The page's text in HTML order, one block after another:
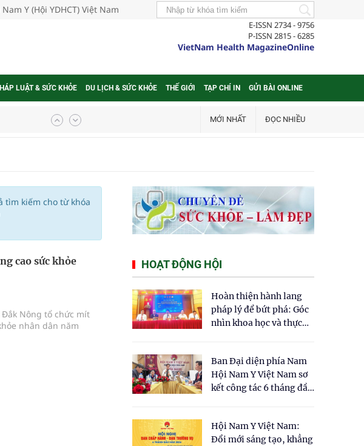
Y (Hội YDHCT) Việt Nam
E-ISSN 2734 - 9756
P-ISSN 2815 - 6285
VietNam Health MagazineOnline
LUẬT & SỨC KHỎE DU LỊCH & SỨC KHỎE THẾ GIỚI TẠP CHÍ IN GỬI BÀI ONLINE
MỚI NHẤT ĐỌC NHIỀU
tìm kiếm cho từ khóa
cao sức khỏe
Nông tổ chức mít
nhân dân năm
HOẠT ĐỘNG HỘI
Hoàn thiện hành lang
pháp lý để bứt phá: Góc
nhìn khoa học và thực
cho Luật Y dược cổ
truyền Việt Nam"
Ban Đại diện phía Nam
Hội Nam Y Việt Nam sơ
kết công tác 6 tháng đầu
Hội Nam Y Việt Nam:
Đổi mới sáng tạo, khẳng